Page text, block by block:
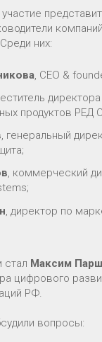
них:
, СЕО &
продуктов РЕД
, генеральный
, коммерческий
, директор по
стал Максим
цифрового
РФ.
вопросы: